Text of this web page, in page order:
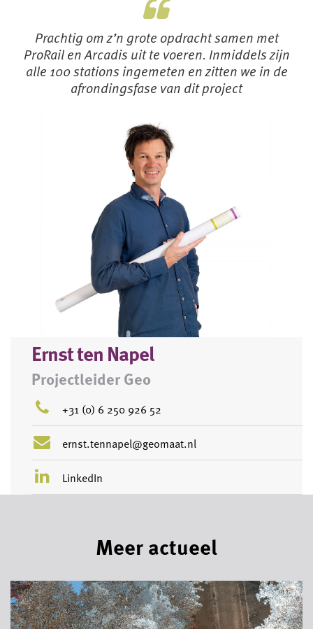
Prachtig om z’n grote opdracht samen met
ProRail en Arcadis uit te voeren. Inmiddels zijn
alle 100 stations ingemeten en zitten we in de
afrondingsfase van dit project
Ernst ten Napel
Projectleider Geo
+31 (0) 6 250 926 52
ernst.tennapel@geomaat.nl
LinkedIn
Meer actueel